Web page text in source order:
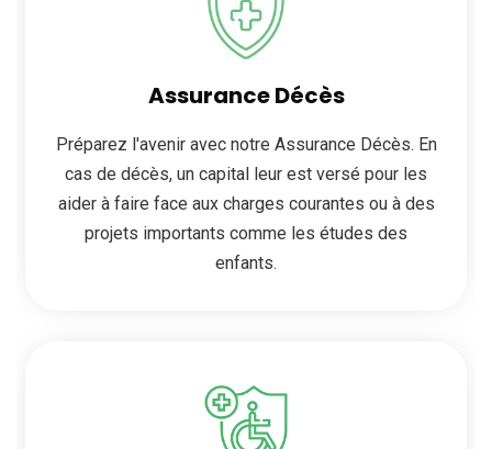
Assurance Décès
Préparez l'avenir avec notre Assurance Décès. En
cas de décès, un capital leur est versé pour les
aider à faire face aux charges courantes ou à des
projets importants comme les études des
enfants.